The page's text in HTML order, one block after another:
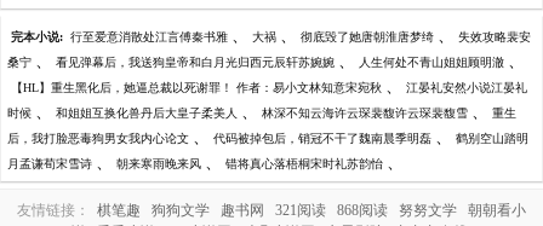
完本小说: 行至爱意消散处江言傅秦书雅 、 大祸 、 彻底毁了她唐朝淮唐梦绮 、 失效攻略裴安
桑宁 、 看见弹幕后，我送狗皇帝和白月光归西元辰轩苏婉婉 、 人生何处不青山姐姐顾明澈 、
【HL】重生黑化后，她逼总裁以死谢罪！ 作者：易小文林知意宋宛秋 、 江晏礼安然小说江晏礼
时候 、 和姐姐互换化兽丹后大皇子柔美人 、 林深不知云海许云琛裴馥许云琛裴馥雪 、 重生
后，我打脸恶毒狗男女我内心论文 、 代码被掉包后，销冠不干了魏南晨季明磊 、 鹤别空山踏明
月孟谦荀宋雪诗 、 朝来寒雨晚来风 、 错将真心落梧桐宋时礼苏韵怡 、
友情链接： 棋笔趣 狗狗文学 趣书网 321阅读 868阅读 努努文学
朝朝看小